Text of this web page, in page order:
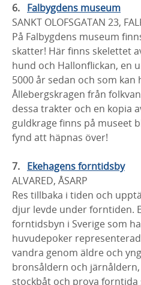
Falbygdens museum
SANKT OLOFSGATAN 23,
På Falbygdens museum
skatter! Här finns skelettet
hund och Hallonflickan, en
5000 år sedan och som
Ållebergskragen från
dessa trakter och en kopia
guldkrage finns på museet
fynd att
Ekehagens forntidsby
ALVARED, ÅSARP
Res tillbaka i tiden och
djur levde under forntiden.
forntidsbyn i Sverige som
huvudepoker
vandra genom äldre och
bronsåldern och
stockbåt och prova forntida